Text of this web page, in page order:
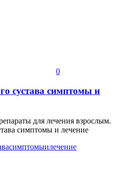
0
сустава симптомы и
для лечения взрослым.
симптомы и лечение
симптомыилечение